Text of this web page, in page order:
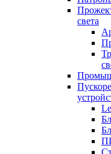
света